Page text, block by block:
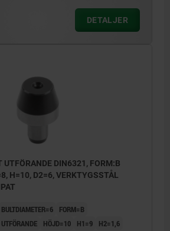
DETALJER
UTFÖRANDE DIN6321, FORM:B
H=10, D2=6, VERKTYGSSTÅL
BULTDIAMETER=6
FORM=B
HÖJD=10 H1=9
H2=1,6